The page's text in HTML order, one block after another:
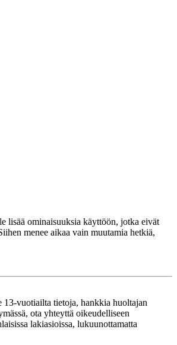
lisää ominaisuuksia käyttöön, jotka eivät
menee aikaa vain muutamia hetkiä,
vuotiailta tietoja, hankkia huoltajan
ota yhteyttä oikeudelliseen
lakiasioissa, lukuunottamatta